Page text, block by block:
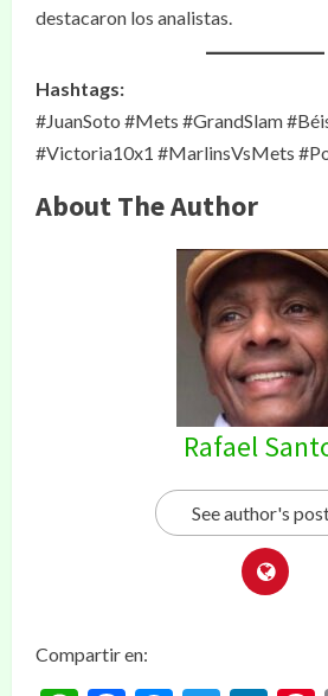
destacaron los analistas.
Hashtags:
#JuanSoto #Mets #GrandSlam
#Victoria10x1 #MarlinsVsMets
About The Author
Rafael
See author's
Compartir en: